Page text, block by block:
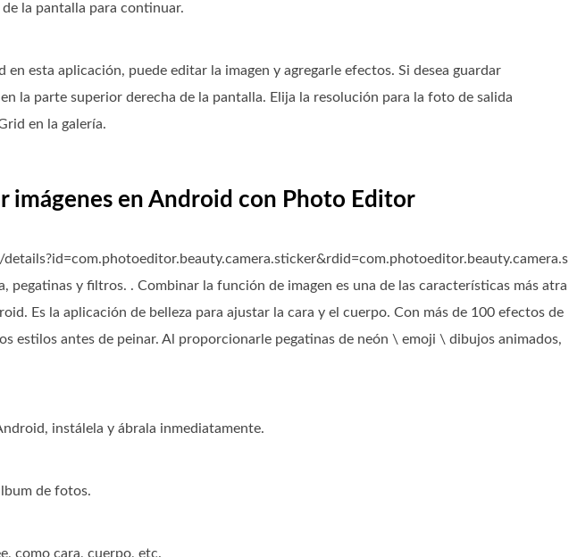
la pantalla para continuar.
en esta aplicación, puede editar la imagen y agregarle efectos. Si desea guardar
la parte superior derecha de la pantalla. Elija la resolución para la foto de salida
en la galería.
imágenes en Android con Photo Editor
pegatinas y filtros. . Combinar la función de imagen es una de las características más atra
Es la aplicación de belleza para ajustar la cara y el cuerpo. Con más de 100 efectos de
estilos antes de peinar. Al proporcionarle pegatinas de neón \ emoji \ dibujos animados,
instálela y ábrala inmediatamente.
de fotos.
como cara, cuerpo, etc.